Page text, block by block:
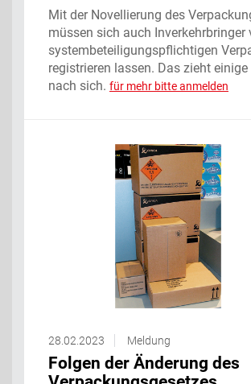
Mit der Novellierung des
müssen sich auch Inverkehrbringer
systembeteiligungspflichtigen
registrieren lassen. Das zieht
nach sich. für mehr bitte anmelden
28.02.2023 Meldung
Folgen der Änderung des